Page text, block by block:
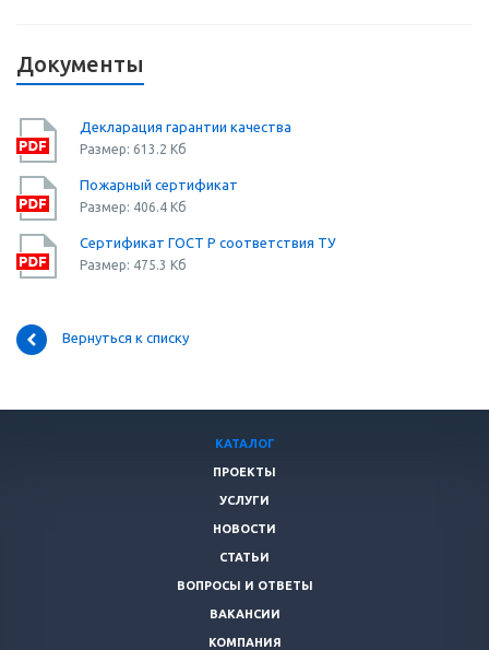
Документы
Декларация гарантии качества
Размер: 613.2 Кб
Пожарный сертификат
Размер: 406.4 Кб
Сертификат ГОСТ Р соответствия ТУ
Размер: 475.3 Кб
Вернуться к списку
КАТАЛОГ
ПРОЕКТЫ
УСЛУГИ
НОВОСТИ
СТАТЬИ
ВОПРОСЫ И ОТВЕТЫ
ВАКАНСИИ
КОМПАНИЯ